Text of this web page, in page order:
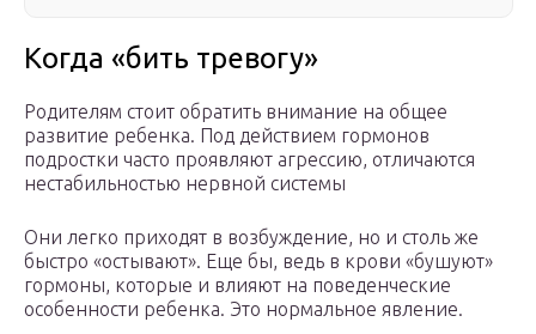
Когда «бить тревогу»
Родителям стоит обратить внимание на общее
развитие ребенка. Под действием гормонов
подростки часто проявляют агрессию, отличаются
нестабильностью нервной системы
Они легко приходят в возбуждение, но и столь же
быстро «остывают». Еще бы, ведь в крови «бушуют»
гормоны, которые и влияют на поведенческие
особенности ребенка. Это нормальное явление.